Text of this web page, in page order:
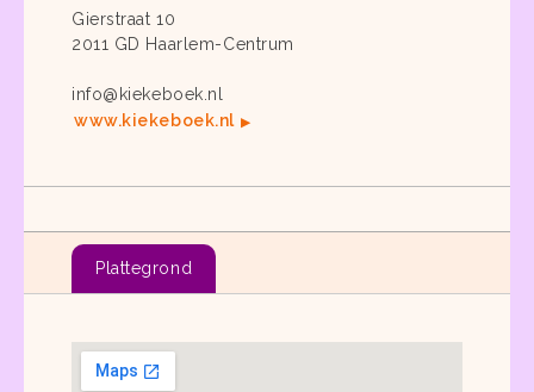
Gierstraat 10
2011 GD Haarlem-Centrum
info@kiekeboek.nl
www.kiekeboek.nl
Plattegrond